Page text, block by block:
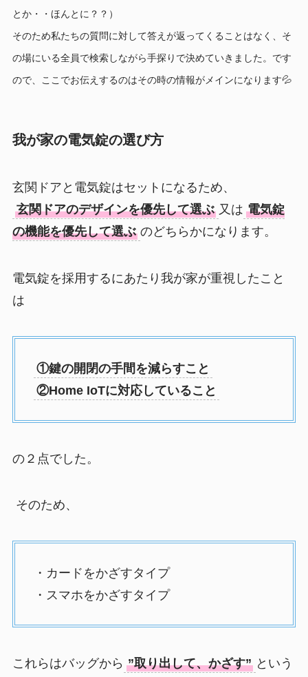
とか・・ほんとに？？）
そのため私たちの質問に対して答えが返ってくることはなく、そ
の場にいる全員で検索しながら手探りで決めていきました。です
ので、ここでお伝えするのはその時の情報がメインになります💦
我が家の電気錠の選び方
玄関ドアと電気錠はセットになるため、
玄関ドアのデザインを優先して選ぶ 又は 電気錠
の機能を優先して選ぶ のどちらかになります。
電気錠を採用するにあたり我が家が重視したこと
は
①鍵の開閉の手間を減らすこと
②Home IoTに対応していること
の２点でした。
そのため、
・カードをかざすタイプ
・スマホをかざすタイプ
これらはバッグから ”取り出して、かざす” という